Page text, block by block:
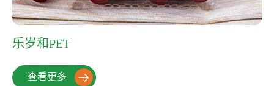
乐岁和PET
查看更多 